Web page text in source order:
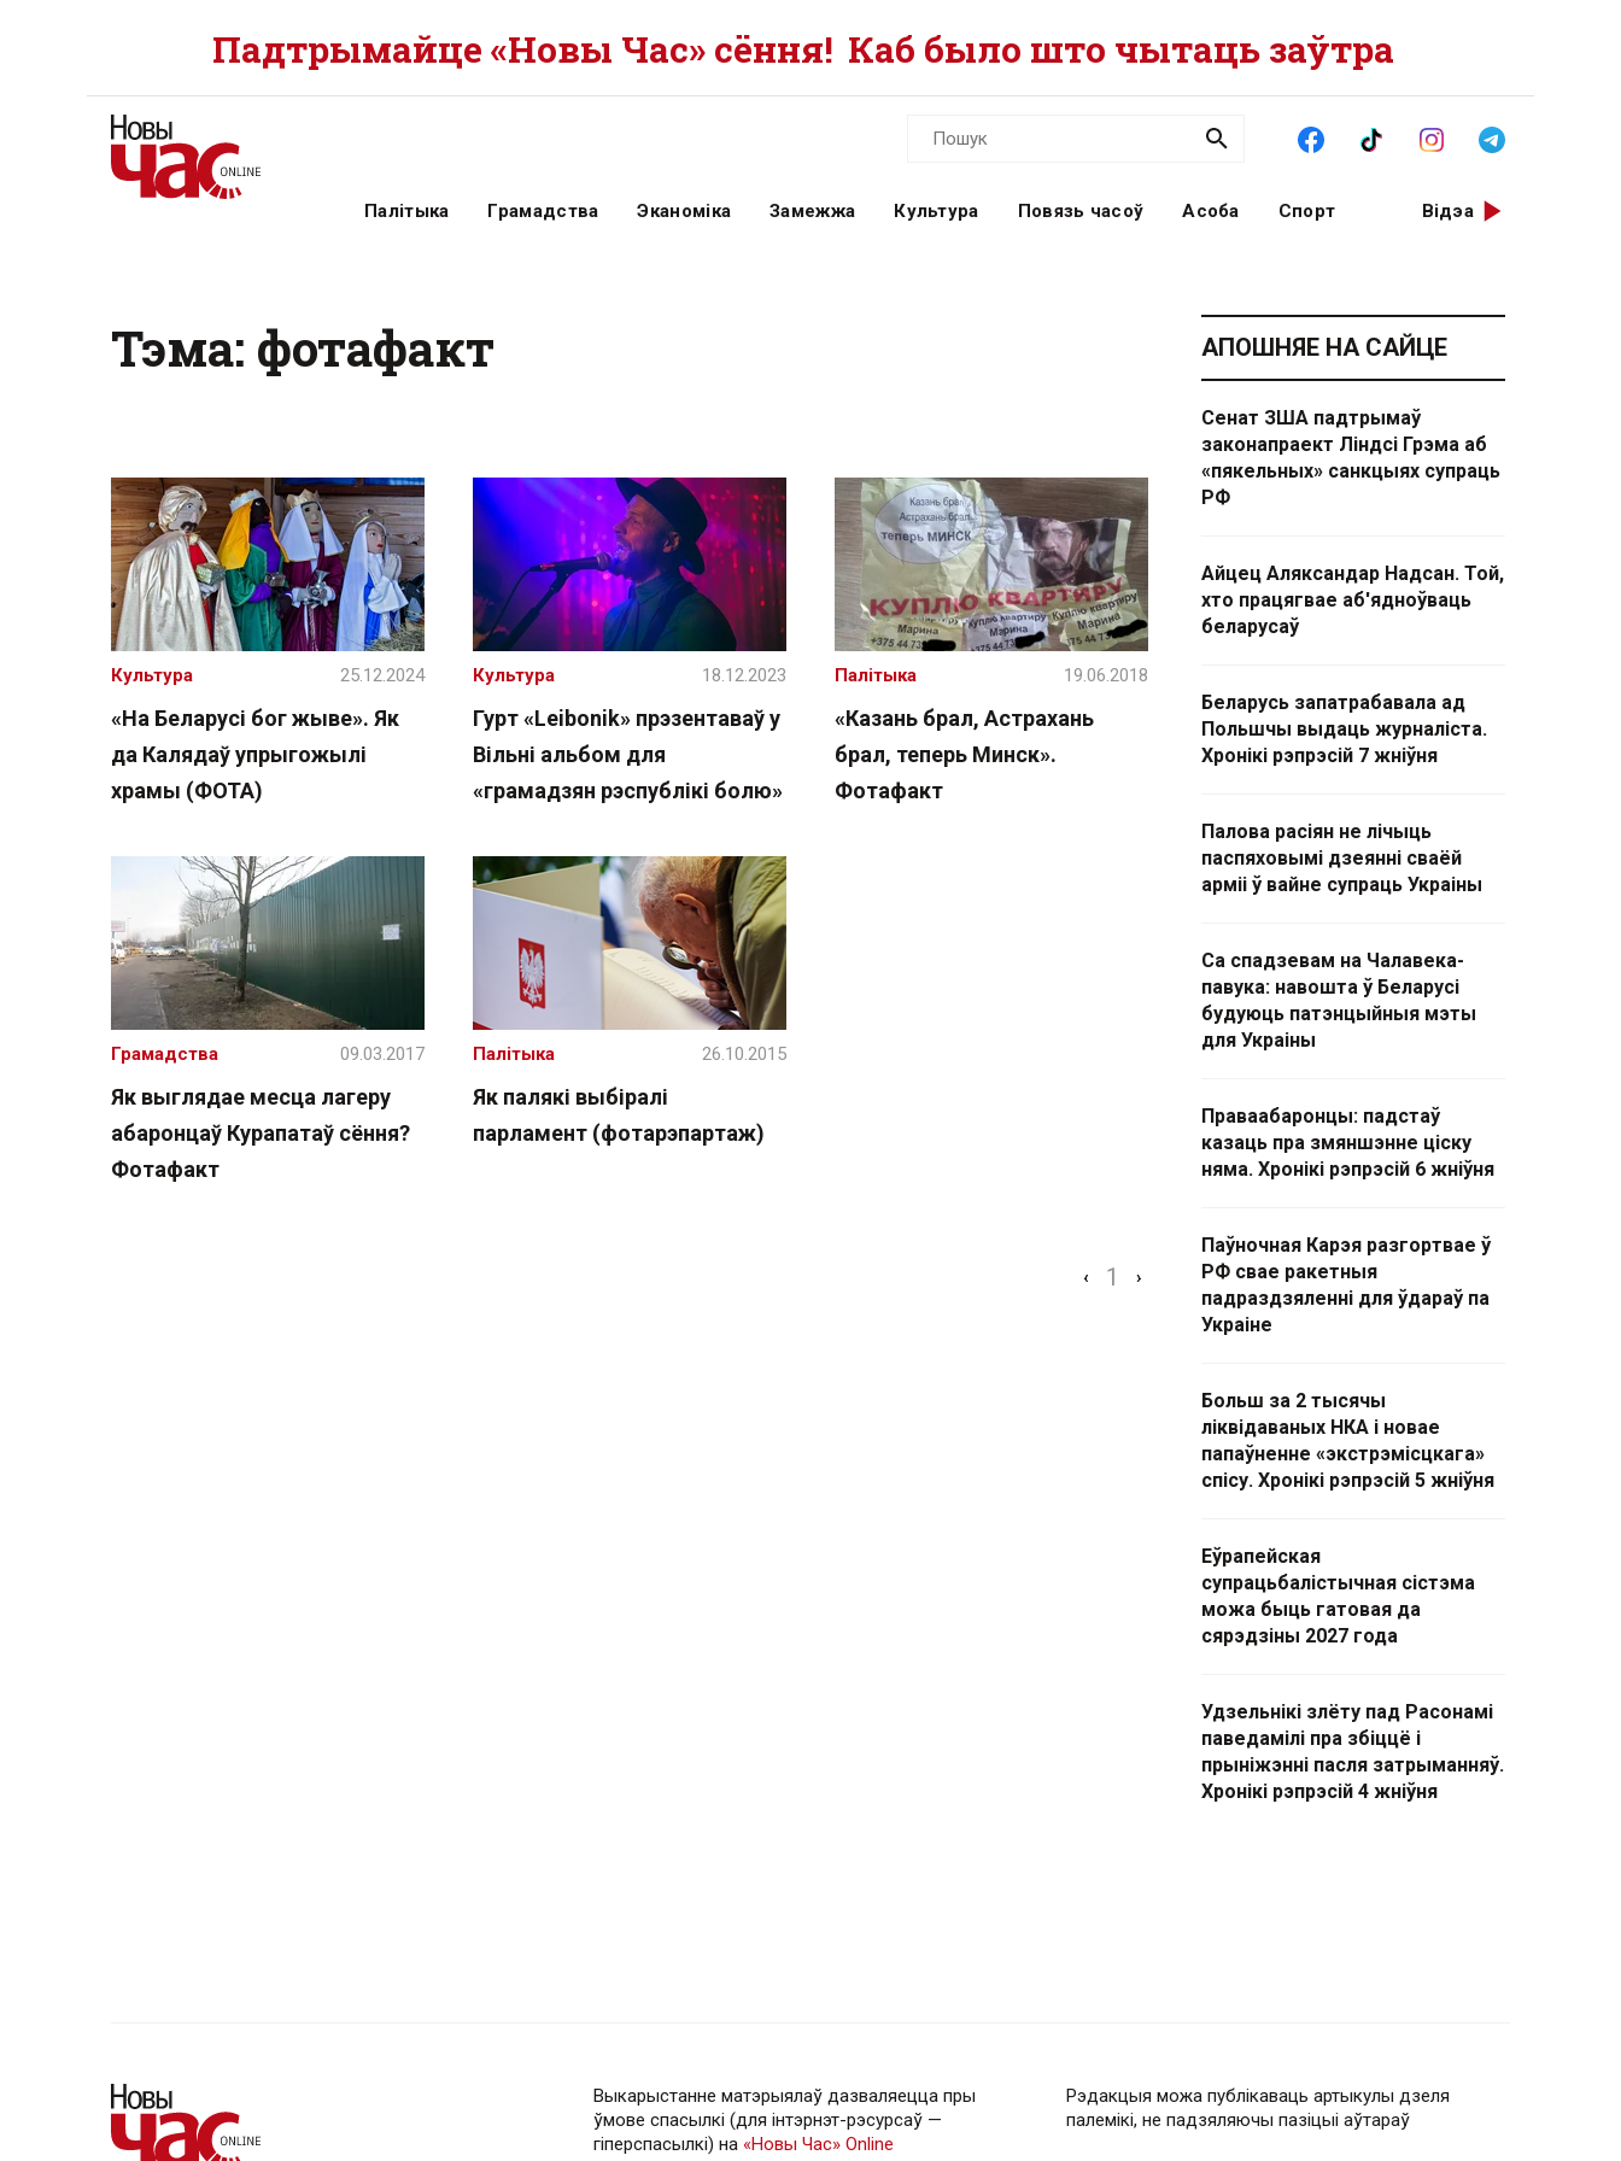
Падтрымайце «Новы Час» сёння! Каб было што чытаць заўтра
Палітыка Грамадства Эканоміка Замежжа Культура Повязь часоў Асоба Спорт Відэа
Тэма: фотафакт
«На Беларусі бог жыве». Як
да Калядаў упрыгожылі
храмы (ФОТА)
Культура 25.12.2024
Гурт «Leibonik» прэзентаваў у
Вільні альбом для
«грамадзян рэспублікі болю»
Культура 18.12.2023
«Казань брал, Астрахань
брал, теперь Минск».
Фотафакт
Палітыка 19.06.2018
Як выглядае месца лагеру
абаронцаў Курапатаў сёння?
Фотафакт
Грамадства 09.03.2017
Як палякі выбіралі
парламент (фотарэпартаж)
Палітыка 26.10.2015
‹ 1 ›
АПОШНЯЕ НА САЙЦЕ
Сенат ЗША падтрымаў
законапраект Ліндсі Грэма аб
«пякельных» санкцыях супраць
РФ
Айцец Аляксандар Надсан. Той,
хто працягвае аб'ядноўваць
беларусаў
Беларусь запатрабавала ад
Польшчы выдаць журналіста.
Хронікі рэпрэсій 7 жніўня
Палова расіян не лічыць
паспяховымі дзеянні сваёй
арміі ў вайне супраць Украіны
Са спадзевам на Чалавека-
павука: навошта ў Беларусі
будуюць патэнцыйныя мэты
для Украіны
Праваабаронцы: падстаў
казаць пра змяншэнне ціску
няма. Хронікі рэпрэсій 6 жніўня
Паўночная Карэя разгортвае ў
РФ свае ракетныя
падраздзяленні для ўдараў па
Украіне
Больш за 2 тысячы
ліквідаваных НКА і новае
папаўненне «экстрэмісцкага»
спісу. Хронікі рэпрэсій 5 жніўня
Еўрапейская
супрацьбалістычная сістэма
можа быць гатовая да
сярэдзіны 2027 года
Удзельнікі злёту пад Расонамі
паведамілі пра збіццё і
прыніжэнні пасля затрыманняў.
Хронікі рэпрэсій 4 жніўня
Выкарыстанне матэрыялаў дазваляецца пры
ўмове спасылкі (для інтэрнэт-рэсурсаў —
гiперспасылкi) на «Новы Час» Online
Рэдакцыя можа публікаваць артыкулы дзеля
палемікі, не падзяляючы пазіцыі аўтараў